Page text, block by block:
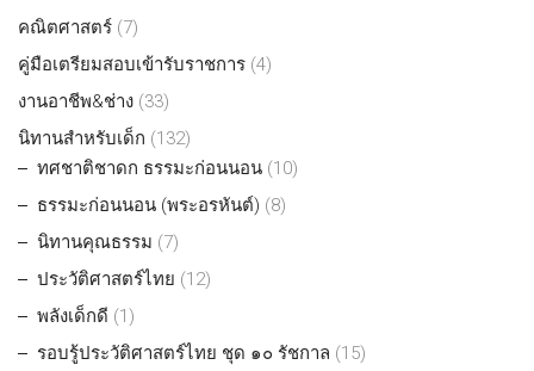
คณิตศาสตร์ (7)
คู่มือเตรียมสอบเข้ารับราชการ (4)
งานอาชีพ&ช่าง (33)
นิทานสำหรับเด็ก (132)
ทศชาติชาดก ธรรมะก่อนนอน (10)
ธรรมะก่อนนอน (พระอรหันต์) (8)
นิทานคุณธรรม (7)
ประวัติศาสตร์ไทย (12)
พลังเด็กดี (1)
รอบรู้ประวัติศาสตร์ไทย ชุด ๑๐ รัชกาล (15)